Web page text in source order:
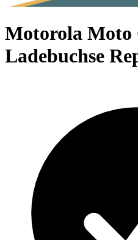
Motorola Moto
Ladebuchse